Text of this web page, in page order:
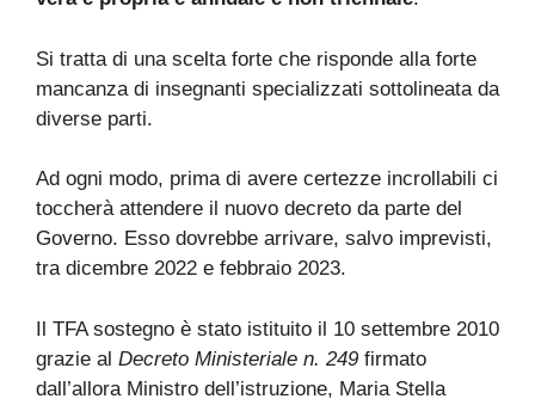
Si tratta di una scelta forte che risponde alla forte
mancanza di insegnanti specializzati sottolineata da
diverse parti.
Ad ogni modo, prima di avere certezze incrollabili ci
toccherà attendere il nuovo decreto da parte del
Governo. Esso dovrebbe arrivare, salvo imprevisti,
tra dicembre 2022 e febbraio 2023.
Il TFA sostegno è stato istituito il 10 settembre 2010
grazie al Decreto Ministeriale n. 249 firmato
dall’allora Ministro dell’istruzione, Maria Stella